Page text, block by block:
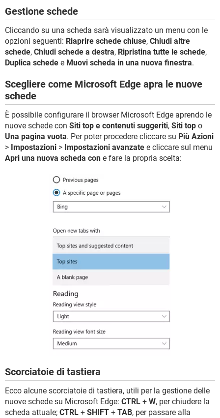
Gestione schede
Cliccando su una scheda sarà visualizzato un menu con le
opzioni seguenti: Riaprire schede chiuse, Chiudi altre
schede, Chiudi schede a destra, Ripristina tutte le schede,
Duplica schede e Muovi scheda in una nuova finestra.
Scegliere come Microsoft Edge apra le nuove
schede
È possibile configurare il browser Microsoft Edge aprendo le
nuove schede con Siti top e contenuti suggeriti, Siti top o
Una pagina vuota. Per poter procedere cliccare su Più Azioni
> Impostazioni > Impostazioni avanzate e cliccare sul menu
Apri una nuova scheda con e fare la propria scelta:
Scorciatoie di tastiera
Ecco alcune scorciatoie di tastiera, utili per la gestione delle
nuove schede su Microsoft Edge: CTRL + W, per chiudere la
scheda attuale; CTRL + SHIFT + TAB, per passare alla